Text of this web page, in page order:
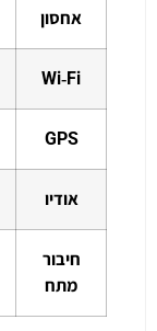
אחסון
Wi‑Fi
GPS
אודיו
חיבור
מתח